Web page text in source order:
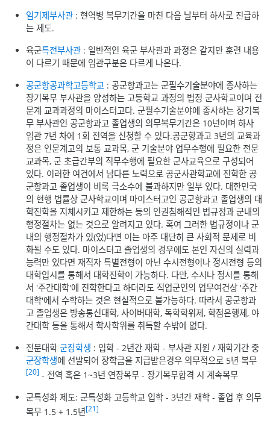
임기제부사관 : 현역병 복무기간을 마친 다음 날부터 하사로 진급하
는 제도.
육군특전부사관 : 일반적인 육군 부사관과 과정은 같지만 훈련 내용
이 다르기 때문에 임관구분은 다르게 나온다.
공군항공과학고등학교 : 공군항과고는 군필수기술분야에 종사하는
장기복무 부사관을 양성하는 고등학교 과정의 법정 군사학교이며 전
문계 교과과정의 마이스터고다. 군필수기술분야에 종사하는 장기복
무 부사관인 공군항과고 졸업생의 의무복무기간은 10년이며 하사
임관 7년 차에 1회 전역을 신청할 수 있다.공군항과고 3년의 교육과
정은 인문계고의 보통 교과목, 군 기술분야 업무수행에 필요한 전문
교과목, 군 초급간부의 직무수행에 필요한 군사교육으로 구성되어
있다. 이러한 여건에서 남다른 노력으로 공군사관학교에 진학한 공
군항과고 졸업생이 비록 극소수에 불과하지만 일부 있다. 대한민국
의 현행 법률상 군사학교이며 마이스터고인 공군항과고 졸업생의 대
학진학을 지체시키고 제한하는 등의 인권침해적인 법규정과 군내의
행정절차는 없는 것으로 알려지고 있다. 혹여 그러한 법규정이나 군
내의 행정절차가 있(었)다면 이는 아주 대단히 큰 사회적 문제로 비
화될 수도 있다. 마이스터고 졸업생의 경우에도 본인 자신의 실력과
능력만 있다면 재직자 특별전형이 아닌 수시전형이나 정시전형 등의
대학입시를 통해서 대학진학이 가능하다. 다만, 수시나 정시를 통해
서 '주간대학'에 진학한다고 하더라도 직업군인의 업무여건상 '주간
대학'에서 수학하는 것은 현실적으로 불가능하다. 따라서 공군항과
고 졸업생은 방송통신대학, 사이버대학, 독학학위제, 학점은행제, 야
간대학 등을 통해서 학사학위를 취득할 수밖에 없다.
전문대학군장학생 : 입학 - 2년간 재학 - 부사관 지원 / 재학기간 중
군장학생에 선발되어 장학금을 지급받은경우 의무적으로 5년 복무
[20] - 전역 혹은 1~3년 연장복무 - 장기복무합격 시 계속복무
군특성화 제도: 군특성화 고등학교 입학 - 3년간 재학 - 졸업 후 의무
복무 1.5 + 1.5년[21]